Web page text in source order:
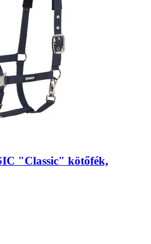
"Classic" kötőfék,